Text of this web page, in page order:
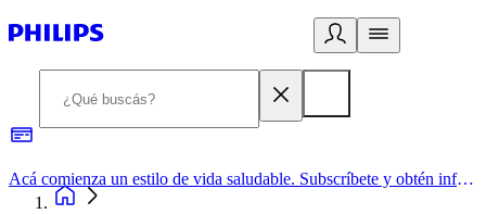
Acá comienza un estilo de vida saludable. Subscríbete y obtén información de primera mano